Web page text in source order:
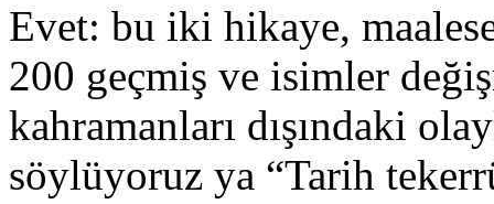
Evet: bu iki hikaye,
200 geçmiş ve isimler
kahramanları dışındaki
söylüyoruz ya “Tarih